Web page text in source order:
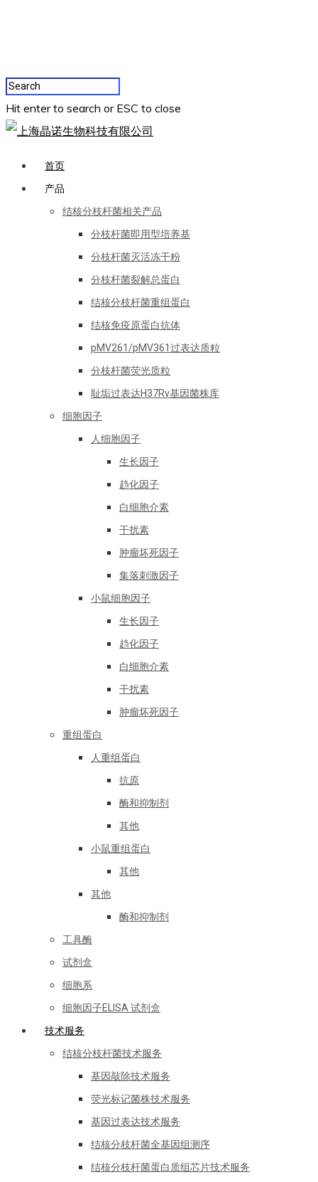
Hit enter to search or ESC to close
首页
产品
结核分枝杆菌相关产品
分枝杆菌即用型培养基
分枝杆菌灭活冻干粉
分枝杆菌裂解总蛋白
结核分枝杆菌重组蛋白
结核免疫原蛋白抗体
pMV261/pMV361过表达质粒
分枝杆菌荧光质粒
耻垢过表达H37Rv基因菌株库
细胞因子
人细胞因子
生长因子
趋化因子
白细胞介素
干扰素
肿瘤坏死因子
集落刺激因子
小鼠细胞因子
生长因子
趋化因子
白细胞介素
干扰素
肿瘤坏死因子
重组蛋白
人重组蛋白
抗原
酶和抑制剂
其他
小鼠重组蛋白
其他
其他
酶和抑制剂
工具酶
试剂盒
细胞系
细胞因子ELISA 试剂盒
技术服务
结核分枝杆菌技术服务
基因敲除技术服务
荧光标记菌株技术服务
基因过表达技术服务
结核分枝杆菌全基因组测序
结核分枝杆菌蛋白质组芯片技术服务